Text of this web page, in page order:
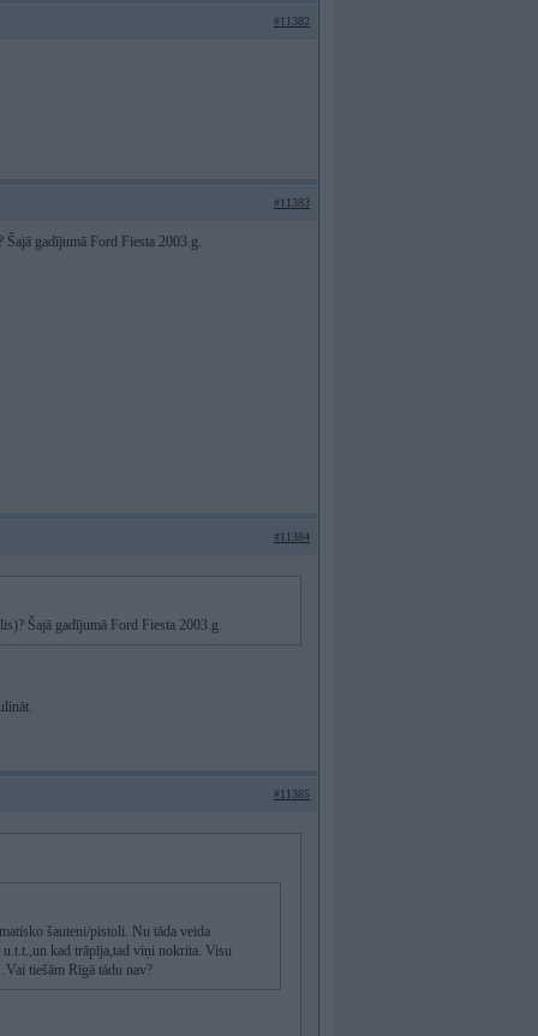
#11382
#11383
gadījumā Ford Fiesta 2003.g.
#11384
Šajā gadījumā Ford Fiesta 2003.g.
#11385
šauteni/pistoli. Nu tāda veida
u.t.t.,un kad trāpīja,tad viņi nokrita. Visu
tiešām Rīgā tādu nav?